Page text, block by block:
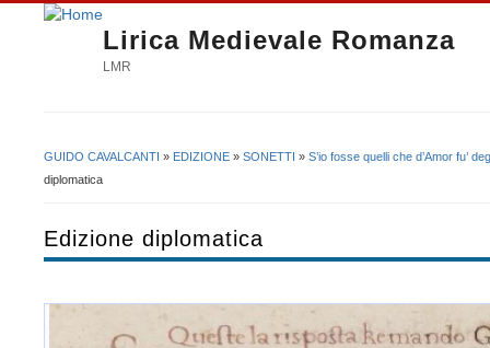
Lirica Medievale Romanza
LMR
Tu sei qui
GUIDO CAVALCANTI » EDIZIONE » SONETTI » S’io fosse quelli che d’Amor fu’
diplomatica
Edizione diplomatica